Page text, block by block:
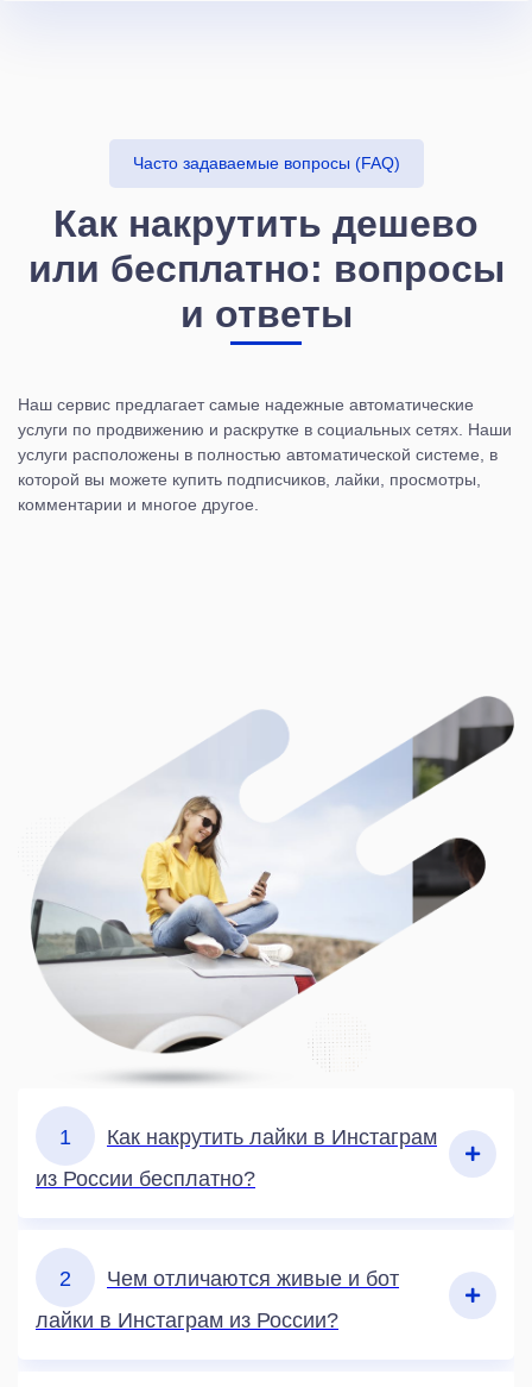
Часто задаваемые вопросы (FAQ)
Как накрутить дешево
или бесплатно: вопросы
и ответы
Наш сервис предлагает самые надежные автоматические
услуги по продвижению и раскрутке в социальных сетях. Наши
услуги расположены в полностью автоматической системе, в
которой вы можете купить подписчиков, лайки, просмотры,
комментарии и многое другое.
1
Как накрутить лайки в Инстаграм
из России бесплатно?
2
Чем отличаются живые и бот
лайки в Инстаграм из России?